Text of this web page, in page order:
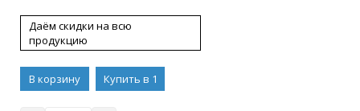
Даём скидки на всю
продукцию
В корзину
Купить в 1